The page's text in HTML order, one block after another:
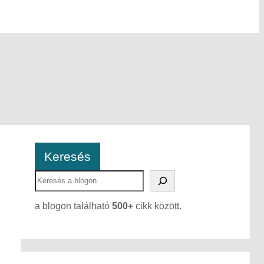
Keresés
S
e
r
a blogon található500+ cikk között.